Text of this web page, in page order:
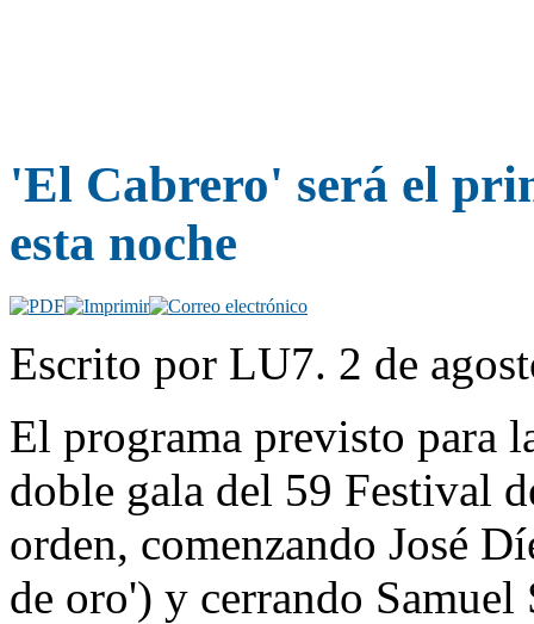
'El Cabrero' será el
esta noche
Escrito por LU7. 2 de
El programa previsto para
doble gala del 59 Festival
orden, comenzando José
de oro') y cerrando Samuel